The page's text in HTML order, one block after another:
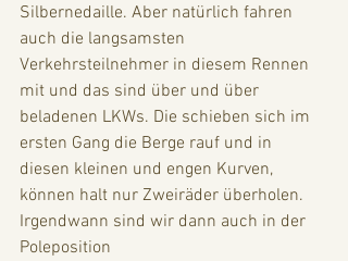
Silbernedaille. Aber natürlich fahren
auch die langsamsten
Verkehrsteilnehmer in diesem Rennen
mit und das sind über und über
beladenen LKWs. Die schieben sich im
ersten Gang die Berge rauf und in
diesen kleinen und engen Kurven,
können halt nur Zweiräder überholen.
Irgendwann sind wir dann auch in der
Poleposition